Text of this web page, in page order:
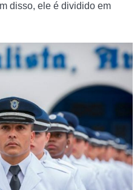
disso, ele é dividido em